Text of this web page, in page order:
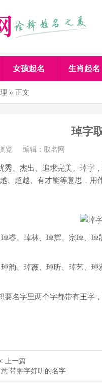
女孩起名 生肖起名
» 正文
琸字
览 编辑：取名网
杰出、追求完美。琸字，
、超越、有才能等意思，用
琸睿、琸林、琸辉、宗琸、
琸韵、琸薇、琸昕、琸艺、
名字里两个字都带有王字
上一篇
带翀字好听的名字